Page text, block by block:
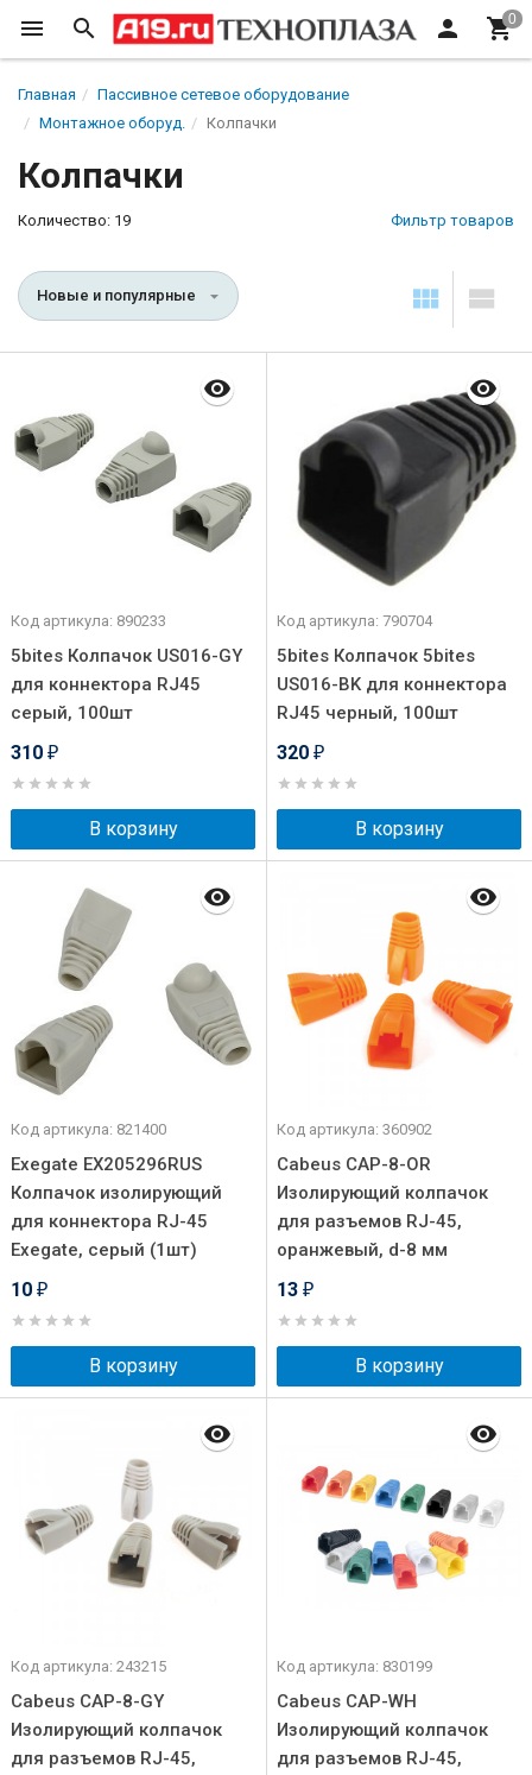
Главная
Пассивное сетевое оборудование
Монтажное оборуд.
Колпачки
Колпачки
Количество: 19 Фильтр товаров
Новые и популярные
Код артикула: 890233
5bites Колпачок US016-GY
для коннектора RJ45
серый, 100шт
310 ₽
В корзину
Код артикула: 790704
5bites Колпачок 5bites
US016-BK для коннектора
RJ45 черный, 100шт
320 ₽
В корзину
Код артикула: 821400
Exegate EX205296RUS
Колпачок изолирующий
для коннектора RJ-45
Exegate, серый (1шт)
10 ₽
В корзину
Код артикула: 360902
Cabeus CAP-8-OR
Изолирующий колпачок
для разъемов RJ-45,
оранжевый, d-8 мм
13 ₽
В корзину
Код артикула: 243215
Cabeus CAP-8-GY
Изолирующий колпачок
для разъемов RJ-45,
Код артикула: 830199
Cabeus CAP-WH
Изолирующий колпачок
для разъемов RJ-45,